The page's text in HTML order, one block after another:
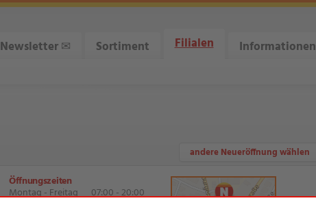
Newsletter✉ Sortiment Filialen Informationen
andere Neueröffnung wählen
Öffnungszeiten
Montag - Freitag
07:00 - 20:00